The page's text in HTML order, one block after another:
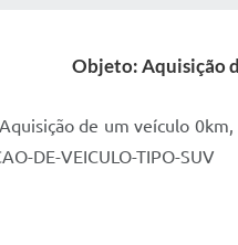
Objeto: Aquisição
de um veículo 0km,
DE-VEICULO-TIPO-SUV